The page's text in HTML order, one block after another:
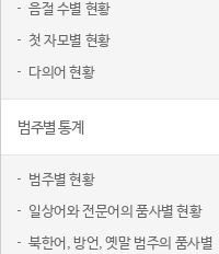
음절 수별 현황
첫 자모별 현황
다의어 현황
범주별 통계
범주별 현황
일상어와 전문어의 품사별 현황
북한어, 방언, 옛말 범주의 품사별